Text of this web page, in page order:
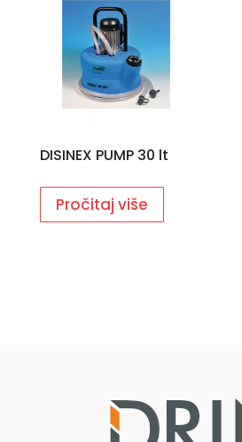
DISINEX PUMP 30 lt
Pročitaj više